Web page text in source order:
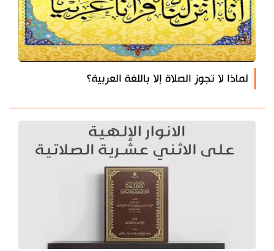
لماذا لا تجوز الصلاة إلا باللغة العربية؟